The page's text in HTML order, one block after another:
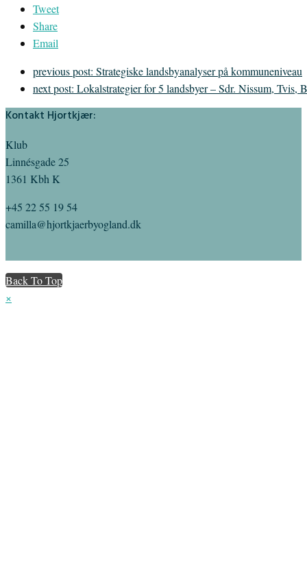
Tweet
Share
Email
previous post: Strategiske landsbyanalyser på kommuneniveau
next post: Lokalstrategier for 5 landsbyer – Sdr. Nissum, Tvis,
Kontakt Hjortkjær:
Klub
Linnésgade 25
1361 Kbh K
+45 22 55 19 54
camilla@hjortkjaerbyogland.dk
Back To Top
×